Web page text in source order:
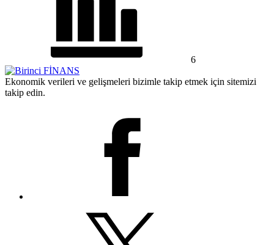
6
Ekonomik verileri ve gelişmeleri bizimle takip etmek için sitemizi
takip edin.